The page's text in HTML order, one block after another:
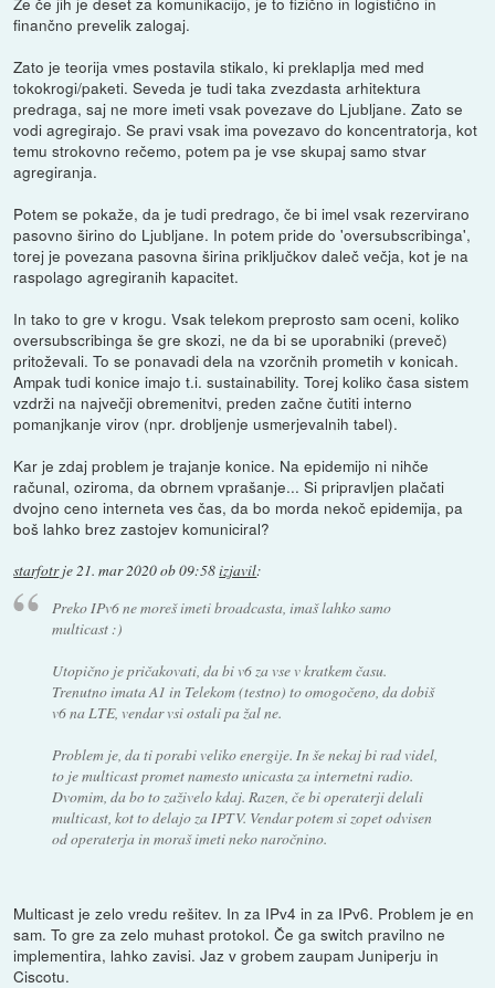
finančno prevelik zalogaj.
Zato je teorija vmes postavila stikalo, ki preklaplja med med
tokokrogi/paketi. Seveda je tudi taka zvezdasta arhitektura
predraga, saj ne more imeti vsak povezave do Ljubljane. Zato se
vodi agregirajo. Se pravi vsak ima povezavo do koncentratorja, kot
temu strokovno rečemo, potem pa je vse skupaj samo stvar
agregiranja.
Potem se pokaže, da je tudi predrago, če bi imel vsak rezervirano
pasovno širino do Ljubljane. In potem pride do 'oversubscribinga',
torej je povezana pasovna širina priključkov daleč večja, kot je na
raspolago agregiranih kapacitet.
In tako to gre v krogu. Vsak telekom preprosto sam oceni, koliko
oversubscribinga še gre skozi, ne da bi se uporabniki (preveč)
pritoževali. To se ponavadi dela na vzorčnih prometih v konicah.
Ampak tudi konice imajo t.i. sustainability. Torej koliko časa sistem
vzdrži na največji obremenitvi, preden začne čutiti interno
pomanjkanje virov (npr. drobljenje usmerjevalnih tabel).
Kar je zdaj problem je trajanje konice. Na epidemijo ni nihče
računal, oziroma, da obrnem vprašanje... Si pripravljen plačati
dvojno ceno interneta ves čas, da bo morda nekoč epidemija, pa
boš lahko brez zastojev komuniciral?
starfotrje21. mar 2020 ob 09:58izjavil:
Preko IPv6 ne moreš imeti broadcasta, imaš lahko samo
multicast :)
Utopično je pričakovati, da bi v6 za vse v kratkem času.
Trenutno imata A1 in Telekom (testno) to omogočeno, da dobiš
v6 na LTE, vendar vsi ostali pa žal ne.
Problem je, da ti porabi veliko energije. In še nekaj bi rad videl,
to je multicast promet namesto unicasta za internetni radio.
Dvomim, da bo to zaživelo kdaj. Razen, če bi operaterji delali
multicast, kot to delajo za IPTV. Vendar potem si zopet odvisen
od operaterja in moraš imeti neko naročnino.
Multicast je zelo vredu rešitev. In za IPv4 in za IPv6. Problem je en
sam. To gre za zelo muhast protokol. Če ga switch pravilno ne
implementira, lahko zavisi. Jaz v grobem zaupam Juniperju in
Ciscotu.